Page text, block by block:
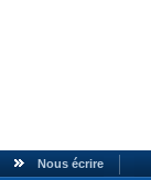
Nous écrire